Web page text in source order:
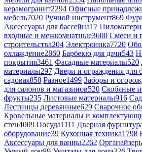
керамогранит2294 Офисные
мебель7020 Ручной инструмент869
Аксессуары для бассейна17
входные и межкомнатные3600 Смеси и
строительства204 Электроника7720
охлаждение2860 Барбекю для дачи543
покрытия3461 Фасадные материалы520
материалы297 Двери и ограждения для
садовая858 Разное1499 Заборы и
для салонов и магазинов520 Скобяные
фрукты235 Листовые материалы916
Лестницы деревянные629 Сварочное
Кровельные материалы и
стен4009 Посуда1111 Дверная
оборудование39 Кухонная техника1798
Аксессуары для ванны2262